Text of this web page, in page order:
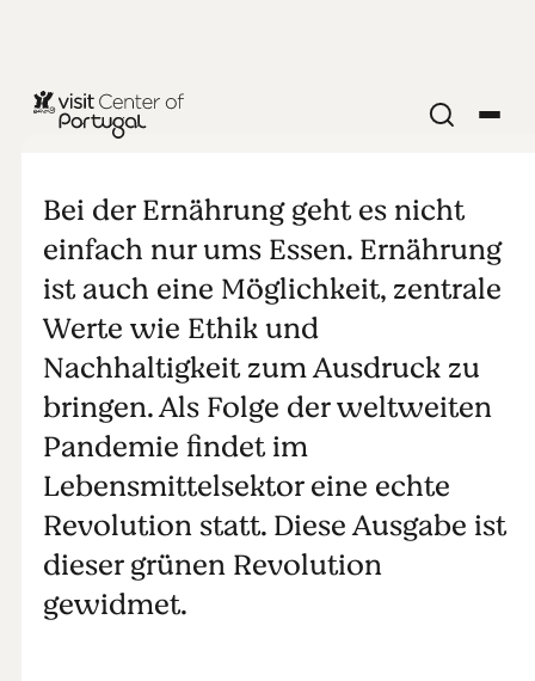
Lebensmittel
für die
Zukunft
Bei der Ernährung geht es nicht
einfach nur ums Essen. Ernährung
ist auch eine Möglichkeit, zentrale
Werte wie Ethik und
Nachhaltigkeit zum Ausdruck zu
bringen. Als Folge der weltweiten
Pandemie findet im
Lebensmittelsektor eine echte
Revolution statt. Diese Ausgabe ist
dieser grünen Revolution
gewidmet.